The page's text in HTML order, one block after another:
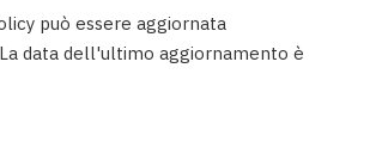
può essere aggiornata
data dell'ultimo aggiornamento è